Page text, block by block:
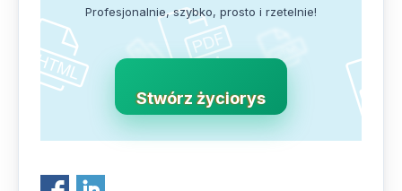
Profesjonalnie, szybko, prosto i rzetelnie!
Stwórz życiorys